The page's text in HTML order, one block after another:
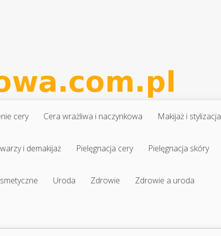
cery Cera wrażliwa i naczynkowa Makijaż i stylizacja
i demakijaż Pielęgnacja cery Pielęgnacja skóry
Uroda Zdrowie Zdrowie a uroda